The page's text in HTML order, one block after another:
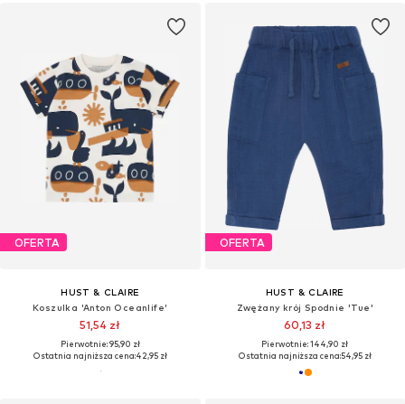
OFERTA
HUST & CLAIRE
Koszulka 'Anton Oceanlife'
51,54 zł
Pierwotnie: 95,90 zł
Ostatnia najniższa cena:42,95 zł
OFERTA
HUST & CLAIRE
Zwężany krój Spodnie 'Tue'
60,13 zł
Pierwotnie: 144,90 zł
Ostatnia najniższa cena:54,95 zł